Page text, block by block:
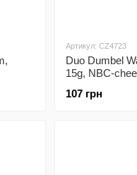
Артикул: CZ4723
Duo Dumbel
15g, NBC-
107 грн